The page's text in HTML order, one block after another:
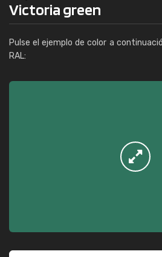
Victoria green
Pulse el ejemplo de color a
RAL: